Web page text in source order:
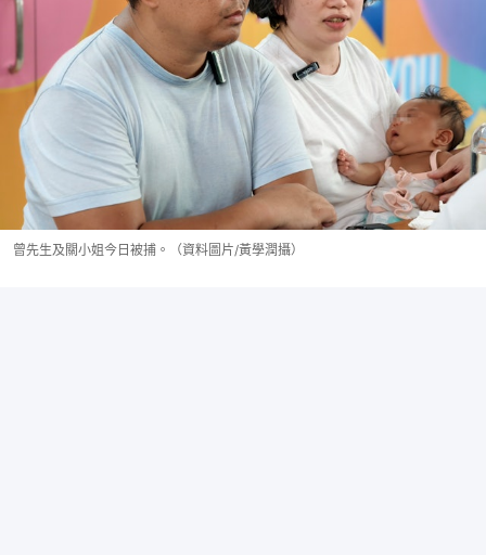
曾先生及關小姐今日被捕。（資料圖片/黃學潤攝）